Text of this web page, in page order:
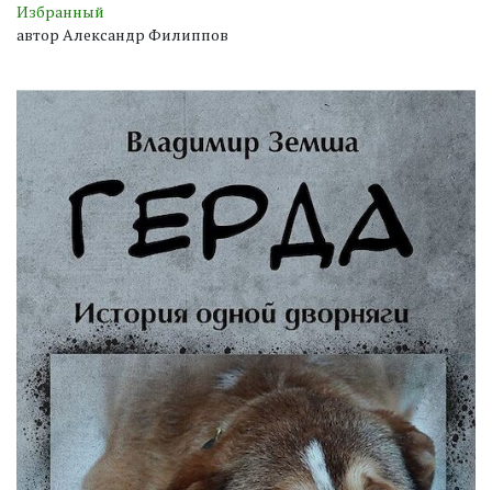
Избранный
автор Александр Филиппов